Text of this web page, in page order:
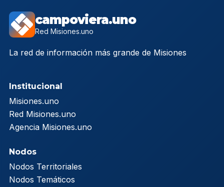
campoviera.uno
Red Misiones.uno
La red de información más grande de Misiones
Institucional
Misiones.uno
Red Misiones.uno
Agencia Misiones.uno
Nodos
Nodos Territoriales
Nodos Temáticos